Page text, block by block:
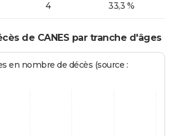
4 33,3 %
de CANES par tranche d'âges
en nombre de décès (source :